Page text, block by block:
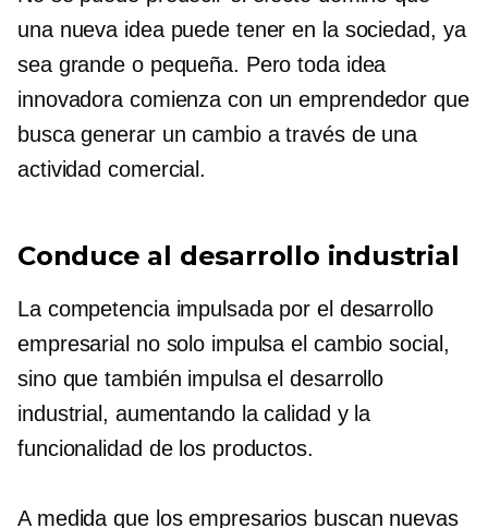
una nueva idea puede tener en la sociedad, ya
sea grande o pequeña. Pero toda idea
innovadora comienza con un emprendedor que
busca generar un cambio a través de una
actividad comercial.
Conduce al desarrollo industrial
La competencia impulsada por el desarrollo
empresarial no solo impulsa el cambio social,
sino que también impulsa el desarrollo
industrial, aumentando la calidad y la
funcionalidad de los productos.
A medida que los empresarios buscan nuevas